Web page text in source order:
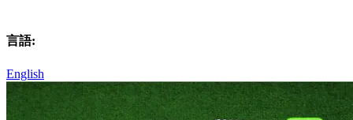
言語:
English